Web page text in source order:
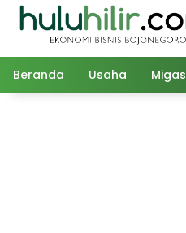
Langsung
Beranda Usaha Migas